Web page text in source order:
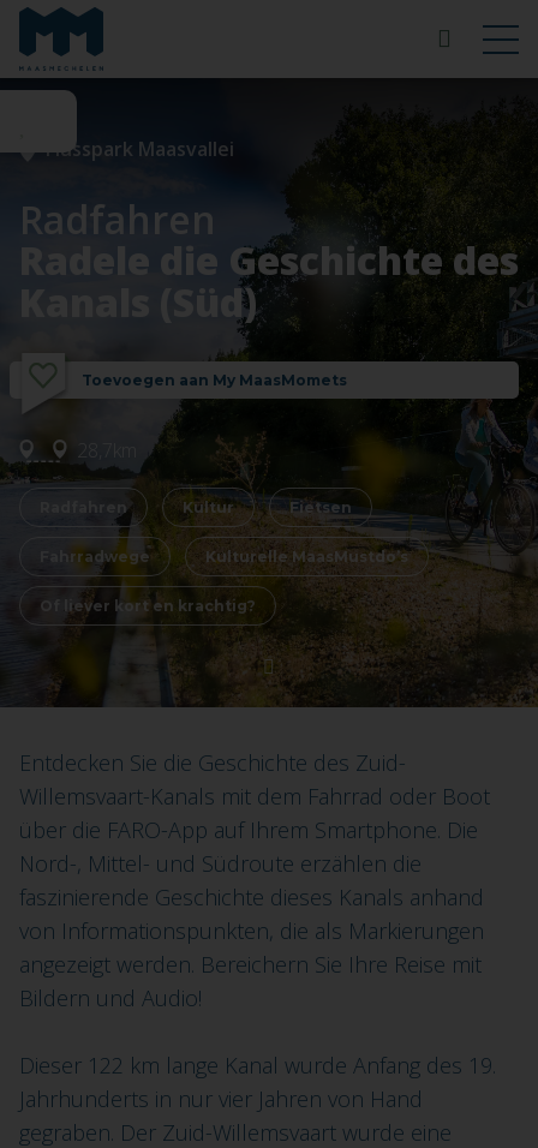
Flusspark Maasvallei
Radfahren
Radele die Geschichte des
Kanals (Süd)
Toevoegen aan My MaasMomets
28,7km
Radfahren Kultur Fietsen
Fahrradwege Kulturelle MaasMustdo’s
Of liever kort en krachtig?
Entdecken Sie die Geschichte des Zuid-
Willemsvaart-Kanals mit dem Fahrrad oder Boot
über die FARO-App auf Ihrem Smartphone. Die
Nord-, Mittel- und Südroute erzählen die
faszinierende Geschichte dieses Kanals anhand
von Informationspunkten, die als Markierungen
angezeigt werden. Bereichern Sie Ihre Reise mit
Bildern und Audio!
Dieser 122 km lange Kanal wurde Anfang des 19.
Jahrhunderts in nur vier Jahren von Hand
gegraben. Der Zuid-Willemsvaart wurde eine